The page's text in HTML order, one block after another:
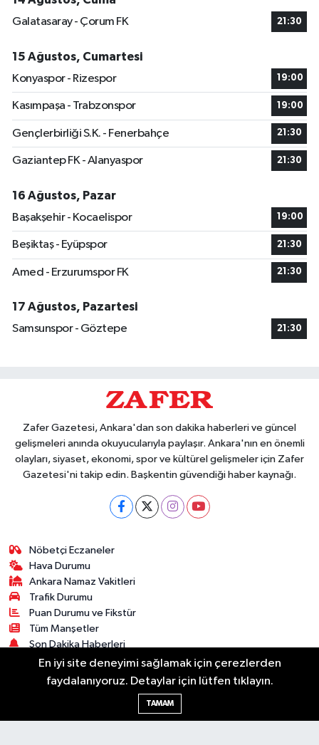
Galatasaray - Çorum FK
21:30
15 Ağustos, Cumartesi
Konyaspor - Rizespor
19:00
Kasımpaşa - Trabzonspor 19:00
Gençlerbirliği S.K. - Fenerbahçe 21:30
Gaziantep FK - Alanyaspor 21:30
16 Ağustos, Pazar
Başakşehir - Kocaelispor
19:00
Beşiktaş - Eyüpspor 21:30
Amed - Erzurumspor FK 21:30
17 Ağustos, Pazartesi
Samsunspor - Göztepe
21:30
Zafer Gazetesi, Ankara'dan son dakika haberleri ve güncel
gelişmeleri anında okuyucularıyla paylaşır. Ankara'nın en önemli
olayları, siyaset, ekonomi, spor ve kültürel gelişmeler için Zafer
Gazetesi'ni takip edin. Başkentin güvendiği haber kaynağı.
Nöbetçi Eczaneler
Hava Durumu
Ankara Namaz Vakitleri
Trafik Durumu
Puan Durumu ve Fikstür
Tüm Manşetler
Son Dakika Haberleri
Haber Arşivi
Künye
Bilim & Teknoloji
En iyi site deneyimi sağlamak için çerezlerden
faydalanıyoruz. Detaylar için lütfen tıklayın.
TAMAM